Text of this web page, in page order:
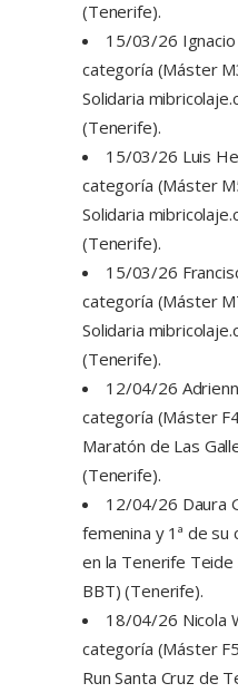
(Tenerife).
15/03/26 Ignacio
categoría (Máster
Solidaria
(Tenerife).
15/03/26 Luis
categoría (Máster
Solidaria
(Tenerife).
15/03/26
categoría (Máster
Solidaria
(Tenerife).
12/04/26
categoría (Máster
Maratón de Las
(Tenerife).
12/04/26 Daura
femenina y 1ª de
en la Tenerife
BBT) (Tenerife).
18/04/26 Nicola
categoría (Máster
Run Santa Cruz de